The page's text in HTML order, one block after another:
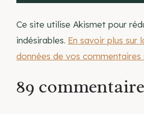
Ce site utilise Akismet pour
indésirables. En savoir plus sur
données de vos
89